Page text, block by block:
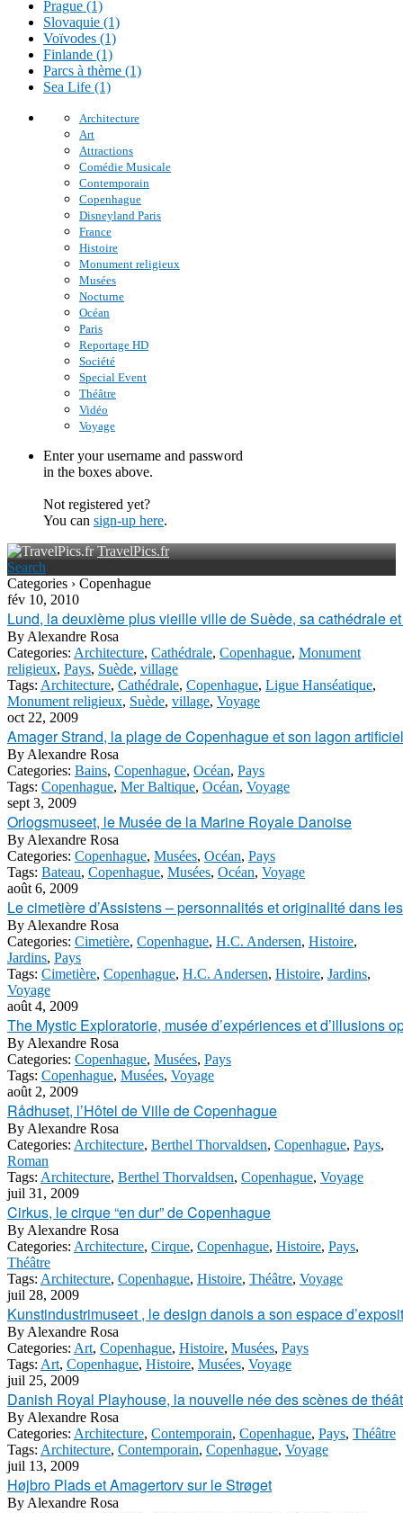
Prague (1)
Slovaquie (1)
Voïvodes (1)
Finlande (1)
Parcs à thème (1)
Sea Life (1)
Architecture
Art
Attractions
Comédie Musicale
Contemporain
Copenhague
Disneyland Paris
France
Histoire
Monument religieux
Musées
Nocturne
Océan
Paris
Reportage HD
Société
Special Event
Théâtre
Vidéo
Voyage
Enter your username and password
in the boxes above.
Not registered yet?
You can sign-up here.
TravelPics.fr
Search
Categories › Copenhague
fév 10, 2010
Lund, la deuxième plus vieille ville de Suède, sa cathédrale
By Alexandre Rosa
Categories: Architecture, Cathédrale, Copenhague, Monument
religieux, Pays, Suède, village
Tags: Architecture, Cathédrale, Copenhague, Ligue Hanséatique,
Monument religieux, Suède, village, Voyage
oct 22, 2009
Amager Strand, la plage de Copenhague et son lagon artificiel
By Alexandre Rosa
Categories: Bains, Copenhague, Océan, Pays
Tags: Copenhague, Mer Baltique, Océan, Voyage
sept 3, 2009
Orlogsmuseet, le Musée de la Marine Royale Danoise
By Alexandre Rosa
Categories: Copenhague, Musées, Océan, Pays
Tags: Bateau, Copenhague, Musées, Océan, Voyage
août 6, 2009
Le cimetière d’Assistens – personnalités et originalité dans
By Alexandre Rosa
Categories: Cimetière, Copenhague, H.C. Andersen, Histoire,
Jardins, Pays
Tags: Cimetière, Copenhague, H.C. Andersen, Histoire, Jardins,
Voyage
août 4, 2009
The Mystic Exploratorie, musée d’expériences et d’illusions
By Alexandre Rosa
Categories: Copenhague, Musées, Pays
Tags: Copenhague, Musées, Voyage
août 2, 2009
Rådhuset, l’Hôtel de Ville de Copenhague
By Alexandre Rosa
Categories: Architecture, Berthel Thorvaldsen, Copenhague, Pays,
Roman
Tags: Architecture, Berthel Thorvaldsen, Copenhague, Voyage
juil 31, 2009
Cirkus, le cirque “en dur” de Copenhague
By Alexandre Rosa
Categories: Architecture, Cirque, Copenhague, Histoire, Pays,
Théâtre
Tags: Architecture, Copenhague, Histoire, Théâtre, Voyage
juil 28, 2009
Kunstindustrimuseet , le design danois a son espace
By Alexandre Rosa
Categories: Art, Copenhague, Histoire, Musées, Pays
Tags: Art, Copenhague, Histoire, Musées, Voyage
juil 25, 2009
Danish Royal Playhouse, la nouvelle née des scènes de
By Alexandre Rosa
Categories: Architecture, Contemporain, Copenhague, Pays, Théâtre
Tags: Architecture, Contemporain, Copenhague, Voyage
juil 13, 2009
Højbro Plads et Amagertorv sur le Strøget
By Alexandre Rosa